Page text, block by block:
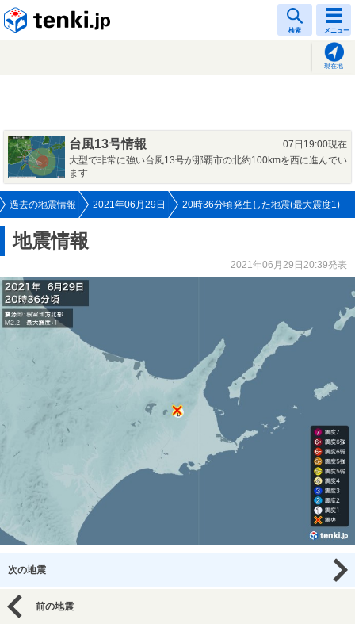
検索 メニュー
現在地
台風13号情報
07日19:00現在
大型で非常に強い台風13号が那覇市の北約100kmを西に進んでい
ます
過去の地震情報 2021年06月29日 20時36分頃発生した地震(最大震度1)
地震情報
2021年06月29日20:39発表
次の地震
前の地震